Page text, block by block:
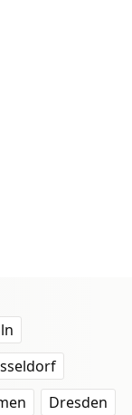
Dresden